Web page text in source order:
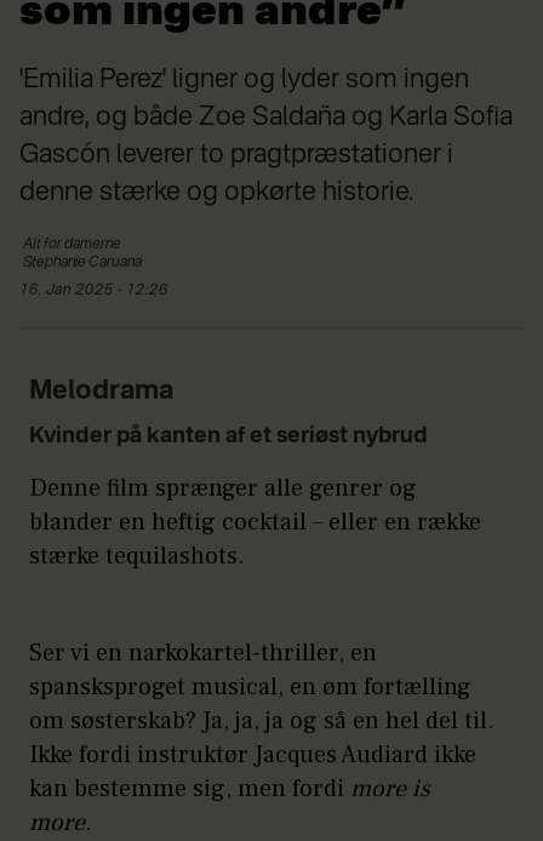
som ingen andre”
'Emilia Perez' ligner og lyder som ingen
andre, og både Zoe Saldaña og Karla Sofia
Gascón leverer to pragtpræstationer i
denne stærke og opkørte historie.
Alt fordamerne
Stephanie Caruana
16. Jan 2025 - 12:26
Melodrama
Kvinder på kanten af et seriøst nybrud
Denne film sprænger alle genrer og
blander en heftig cocktail – eller en række
stærke tequilashots.
Ser vi en narkokartel-thriller, en
spansksproget musical, en øm fortælling
om søsterskab? Ja, ja, ja og så en hel del til.
Ikke fordi instruktør Jacques Audiard ikke
kan bestemme sig, men fordi more is
more.